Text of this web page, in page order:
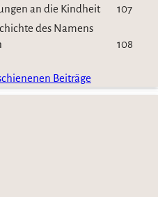
an die Kindheit
107
des Namens
108
Beiträge